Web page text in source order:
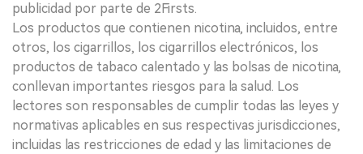
publicidad por parte de 2Firsts.
Los productos que contienen nicotina, incluidos, entre
otros, los cigarrillos, los cigarrillos electrónicos, los
productos de tabaco calentado y las bolsas de nicotina,
conllevan importantes riesgos para la salud. Los
lectores son responsables de cumplir todas las leyes y
normativas aplicables en sus respectivas jurisdicciones,
incluidas las restricciones de edad y las limitaciones de